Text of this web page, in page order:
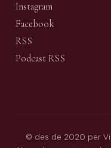
Instagram
Facebook
RSS
Podcast RSS
© des de 2020 per Vi